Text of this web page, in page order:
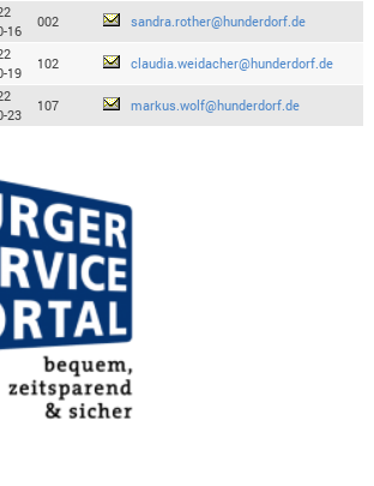
16
002 sandra.rother@hunderdorf.de
19
102 claudia.weidacher@hunderdorf.de
23
107 markus.wolf@hunderdorf.de